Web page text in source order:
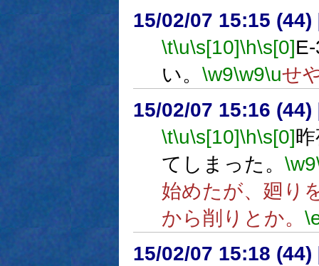
15/02/07 15:15 (44)
\t\u\s[10]\h\s[0]
い。 \w9\w9\uせ
15/02/07 15:16 (44)
\t\u\s[10]\h\s[0]
てしまった。 \w9
始めたが、廻り
から削りとか。
15/02/07 15:18 (44)